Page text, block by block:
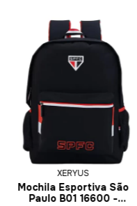
XERYUS
Mochila Esportiva São
Paulo B01 16600 -